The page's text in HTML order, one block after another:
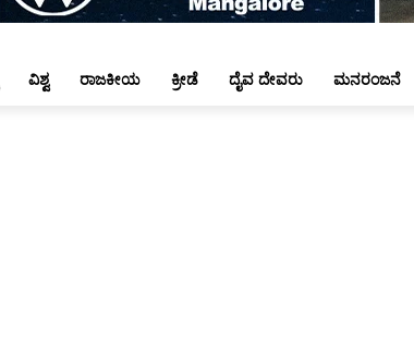
ವಿಶ್ವ ರಾಜಕೀಯ ಕ್ರೀಡೆ ದೈವ ದೇವರು ಮನರಂಜನೆ